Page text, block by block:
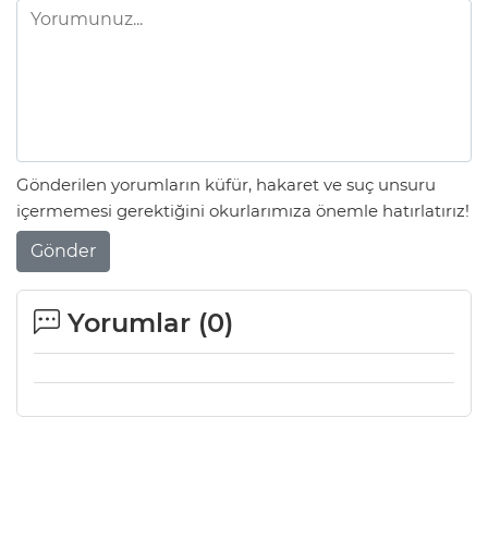
Gönderilen yorumların küfür, hakaret ve suç unsuru
içermemesi gerektiğini okurlarımıza önemle hatırlatırız!
Gönder
Yorumlar (0)